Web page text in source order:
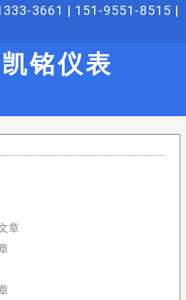
3661 | 151-9551-8515 |
凯铭仪表
章